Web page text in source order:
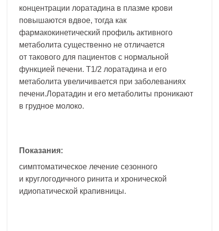
концентрации лоратадина в плазме крови
повышаются вдвое, тогда как
фармакокинетический профиль активного
метаболита существенно не отличается
от такового для пациентов с нормальной
функцией печени. T1/2 лоратадина и его
метаболита увеличивается при заболеваниях
печени.Лоратадин и его метаболиты проникают
в грудное молоко.
Показания:
симптоматическое лечение сезонного
и круглогодичного ринита и хронической
идиопатической крапивницы.